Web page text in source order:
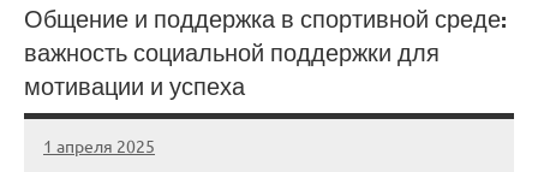
Общение и поддержка в спортивной среде:
важность социальной поддержки для
мотивации и успеха
1 апреля 2025
biewerplanet
Нет